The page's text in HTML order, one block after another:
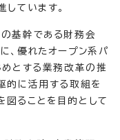
しています。
基幹である財務会
、優れたオープン系パ
めとする業務改革の推
的に活用する取組を
図ることを目的として